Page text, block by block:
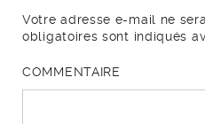
Votre adresse e-mail ne
obligatoires sont indiqués
COMMENTAIRE